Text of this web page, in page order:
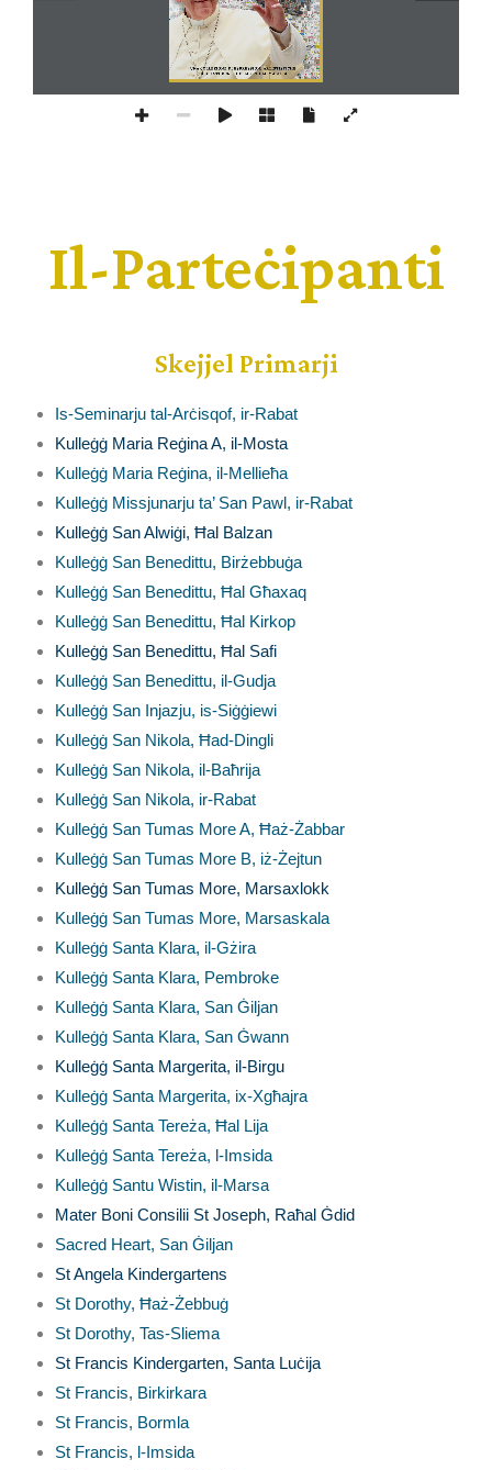
Il-Parteċipanti
Skejjel Primarji
Is-Seminarju tal-Arċisqof, ir-Rabat
Kulleġġ Maria Reġina A, il-Mosta
Kulleġġ Maria Reġina, il-Mellieħa
Kulleġġ Missjunarju ta’ San Pawl, ir-Rabat
Kulleġġ San Alwiġi, Ħal Balzan
Kulleġġ San Benedittu, Birżebbuġa
Kulleġġ San Benedittu, Ħal Għaxaq
Kulleġġ San Benedittu, Ħal Kirkop
Kulleġġ San Benedittu, Ħal Safi
Kulleġġ San Benedittu, il-Gudja
Kulleġġ San Injazju, is-Siġġiewi
Kulleġġ San Nikola, Ħad-Dingli
Kulleġġ San Nikola, il-Baħrija
Kulleġġ San Nikola, ir-Rabat
Kulleġġ San Tumas More A, Ħaż-Żabbar
Kulleġġ San Tumas More B, iż-Żejtun
Kulleġġ San Tumas More, Marsaxlokk
Kulleġġ San Tumas More, Marsaskala
Kulleġġ Santa Klara, il-Gżira
Kulleġġ Santa Klara, Pembroke
Kulleġġ Santa Klara, San Ġiljan
Kulleġġ Santa Klara, San Ġwann
Kulleġġ Santa Margerita, il-Birgu
Kulleġġ Santa Margerita, ix-Xgħajra
Kulleġġ Santa Tereża, Ħal Lija
Kulleġġ Santa Tereża, l-Imsida
Kulleġġ Santu Wistin, il-Marsa
Mater Boni Consilii St Joseph, Raħal Ġdid
Sacred Heart, San Ġiljan
St Angela Kindergartens
St Dorothy, Ħaż-Żebbuġ
St Dorothy, Tas-Sliema
St Francis Kindergarten, Santa Luċija
St Francis, Birkirkara
St Francis, Bormla
St Francis, l-Imsida